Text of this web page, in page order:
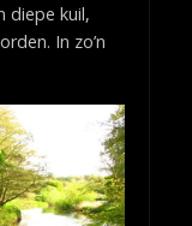
diepe kuil,
In zo’n